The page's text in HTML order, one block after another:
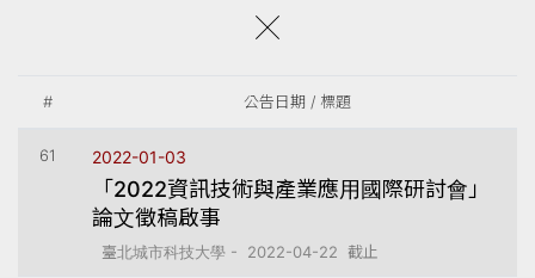
# 公告日期 / 標題
61 2022-01-03
「2022資訊技術與產業應用國際研討會」
論文徵稿啟事
臺北城市科技大學 - 2022-04-22 截止